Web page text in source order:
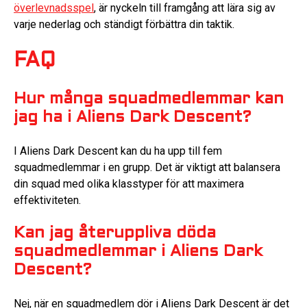
överlevnadsspel, är nyckeln till framgång att lära sig av
varje nederlag och ständigt förbättra din taktik.
FAQ
Hur många squadmedlemmar kan
jag ha i Aliens Dark Descent?
I Aliens Dark Descent kan du ha upp till fem
squadmedlemmar i en grupp. Det är viktigt att balansera
din squad med olika klasstyper för att maximera
effektiviteten.
Kan jag återuppliva döda
squadmedlemmar i Aliens Dark
Descent?
Nej, när en squadmedlem dör i Aliens Dark Descent är det